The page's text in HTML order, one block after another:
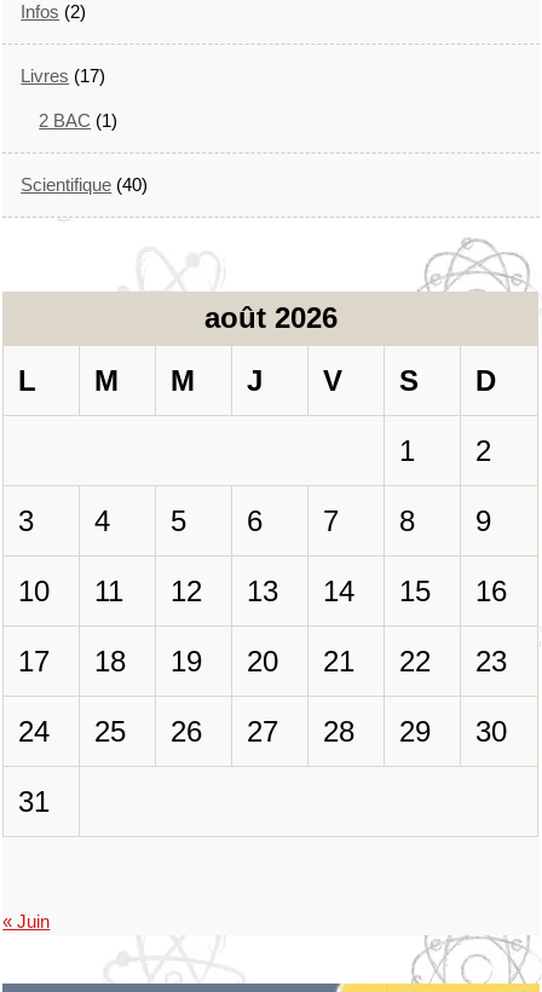
Infos (2)
Livres (17)
2 BAC (1)
Scientifique (40)
août 2026
L
M M J V S D
1 2
3 4 5 6 7 8 9
10 11 12 13 14 15 16
17 18 19 20 21 22 23
24 25 26 27 28 29 30
31
« Juin